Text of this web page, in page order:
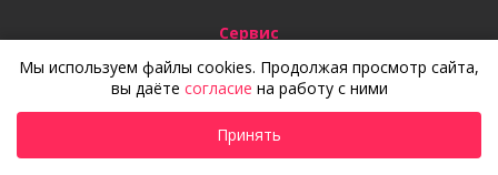
Сервис
Как заказать
Доставка
Оплата
Статьи
Мы используем файлы cookies. Продолжая просмотр сайта,
вы даёте согласие на работу с ними
Принять